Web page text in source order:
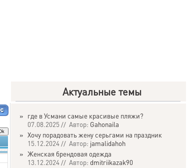
Актуальные темы
» где в Усмани самые красивые пляжи?
07.08.2025 // Автор: Gahonaila
» Хочу порадовать жену серьгами на праздник
15.12.2024 // Автор: jamalidahoh
» Женская брендовая одежда
13.12.2024 // Автор: dmitriikazak90